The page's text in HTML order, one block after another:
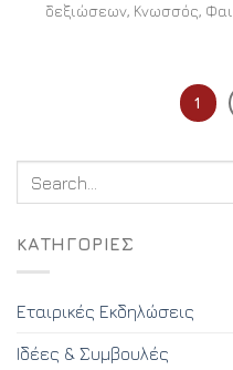
δεξιώσεων, Κνωσσός,
1
KΑΤΗΓΟΡΊΕΣ
Εταιρικές Εκδηλώσεις
Ιδέες & Συμβουλές